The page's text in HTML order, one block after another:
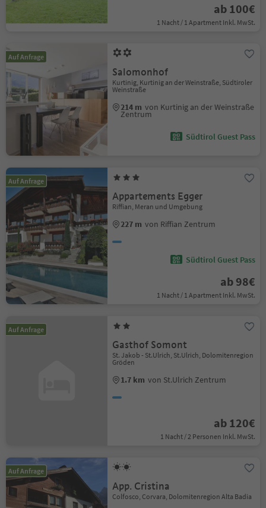
ab 100€
1 Nacht / 1 Apartment Inkl. MwSt.
Auf Anfrage
Salomonhof
Kurtinig, Kurtinig an der Weinstraße, Südtiroler
Weinstraße
214 m von Kurtinig an der Weinstraße
Zentrum
Südtirol Guest Pass
Auf Anfrage
Appartements Egger
Riffian, Meran und Umgebung
227 m von Riffian Zentrum
Südtirol Guest Pass
ab 98€
1 Nacht / 1 Apartment Inkl. MwSt.
Auf Anfrage
Gasthof Somont
St. Jakob - St.Ulrich, St.Ulrich, Dolomitenregion
Gröden
1.7 km von St.Ulrich Zentrum
ab 120€
1 Nacht / 2 Personen Inkl. MwSt.
Auf Anfrage
App. Cristina
Colfosco, Corvara, Dolomitenregion Alta Badia